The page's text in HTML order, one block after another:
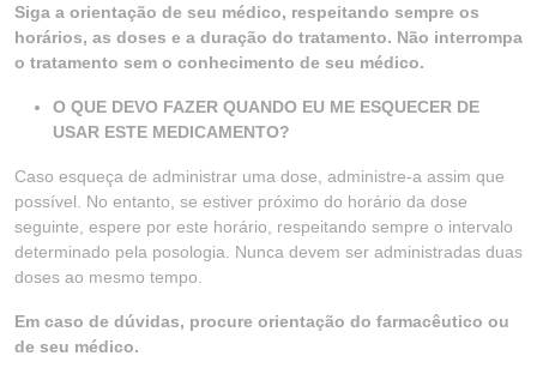
Siga a orientação de seu médico, respeitando sempre os
horários, as doses e a duração do tratamento. Não interrompa
o tratamento sem o conhecimento de seu médico.
O QUE DEVO FAZER QUANDO EU ME ESQUECER DE
USAR ESTE MEDICAMENTO?
Caso esqueça de administrar uma dose, administre-a assim que
possível. No entanto, se estiver próximo do horário da dose
seguinte, espere por este horário, respeitando sempre o intervalo
determinado pela posologia. Nunca devem ser administradas duas
doses ao mesmo tempo.
Em caso de dúvidas, procure orientação do farmacêutico ou
de seu médico.